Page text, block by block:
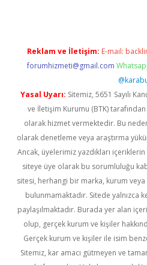
Reklam ve İletişim: E-mail:
forumhizmeti@gmail.com
Yasal Uyarı: Sitemiz, 5651 Sayılı
ve İletişim Kurumu (BTK) tarafından
olarak hizmet vermektedir. Bu
olarak denetleme veya araştırma
Ancak, üyelerimiz yazdıkları
siteye üye olarak bu sorumluluğu
sitesi, herhangi bir marka, kurum veya
bulunmamaktadır. Sitede yalnızca
paylaşılmaktadır. Burada yer alan
olup, gerçek kurum ve kişiler
Gerçek kurum ve kişiler ile isim
Sitemiz, kar amacı gütmeyen ve